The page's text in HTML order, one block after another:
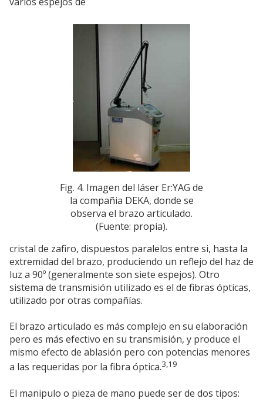
Fig. 4. Imagen del láser Er:YAG de
la compañia DEKA, donde se
observa el brazo articulado.
(Fuente: propia).
cristal de zafiro, dispuestos paralelos entre si, hasta la
extremidad del brazo, produciendo un reflejo del haz de
luz a 90º (generalmente son siete espejos). Otro
sistema de transmisión utilizado es el de fibras ópticas,
utilizado por otras compañías.
El brazo articulado es más complejo en su elaboración
pero es más efectivo en su transmisión, y produce el
mismo efecto de ablasión pero con potencias menores
a las requeridas por la fibra óptica.3,19
El manipulo o pieza de mano puede ser de dos tipos: